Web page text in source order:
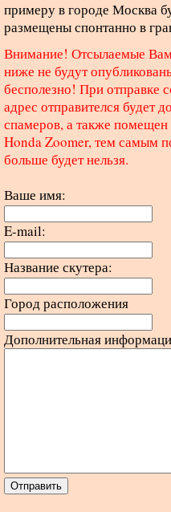
примеру в городе Москва
размещены спонтанно в
Внимание! Отсылаемые
ниже не будут
бесполезно! При
адрес отправителся будет
спамеров, а также
Honda Zoomer, тем самым
больше будет нельзя.
Ваше имя:
E-mail:
Название скутера:
Город расположения
Дополнительная